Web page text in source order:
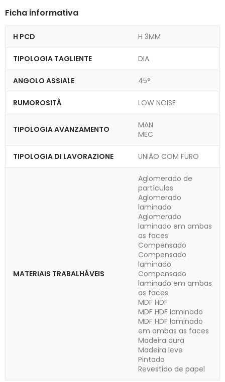
Ficha informativa
H PCD H 3MM
TIPOLOGIA TAGLIENTE DIA
ANGOLO ASSIALE 45°
RUMOROSITÀ LOW NOISE
TIPOLOGIA AVANZAMENTO
MAN
MEC
TIPOLOGIA DI LAVORAZIONE UNIÃO COM FURO
MATERIAIS TRABALHÁVEIS
Aglomerado de
partículas
Aglomerado
laminado
Aglomerado
laminado em ambas
as faces
Compensado
Compensado
laminado
Compensado
laminado em ambas
as faces
MDF HDF
MDF HDF laminado
MDF HDF laminado
em ambas as faces
Madeira dura
Madeira leve
Pintado
Revestido de papel